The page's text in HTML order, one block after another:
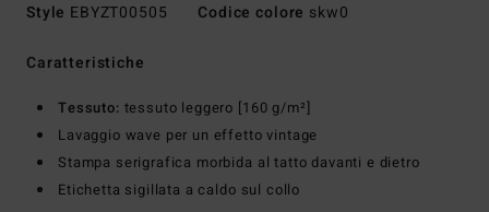
Style EBYZT00505 Codice colore skw0
Caratteristiche
Tessuto: tessuto leggero [160 g/m²]
Lavaggio wave per un effetto vintage
Stampa serigrafica morbida al tatto davanti e dietro
Etichetta sigillata a caldo sul collo